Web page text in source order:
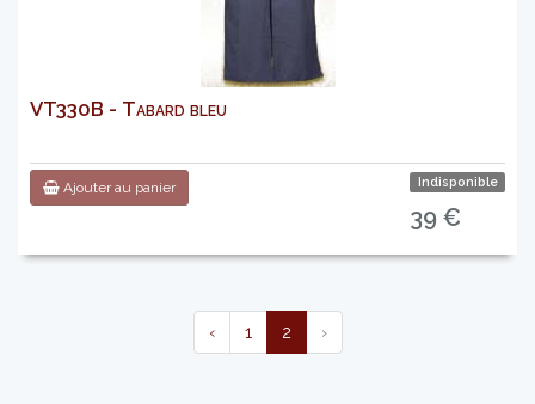
VT330B - Tabard bleu
Ajouter au panier Indisponible
39 €
‹ 1 2 ›